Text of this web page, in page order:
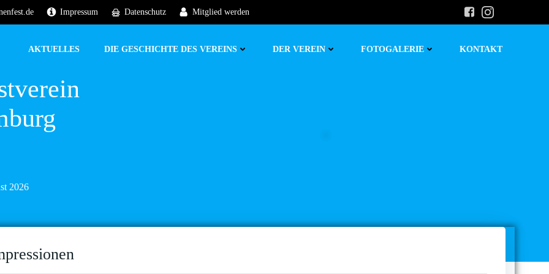
Impressum Datenschutz Mitglied werden
AKTUELLES DIE GESCHICHTE DES VEREINS DER VEREIN FOTOGALERIE KONTAKT
2026